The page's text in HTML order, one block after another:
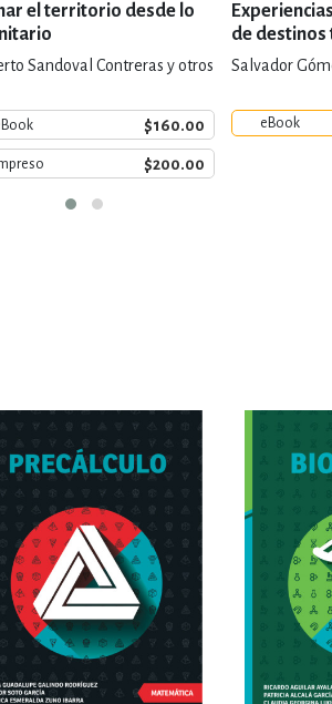
el territorio desde lo
Sandoval Contreras y otros
$160.00
$200.00
de destinos
Salvador
eBook